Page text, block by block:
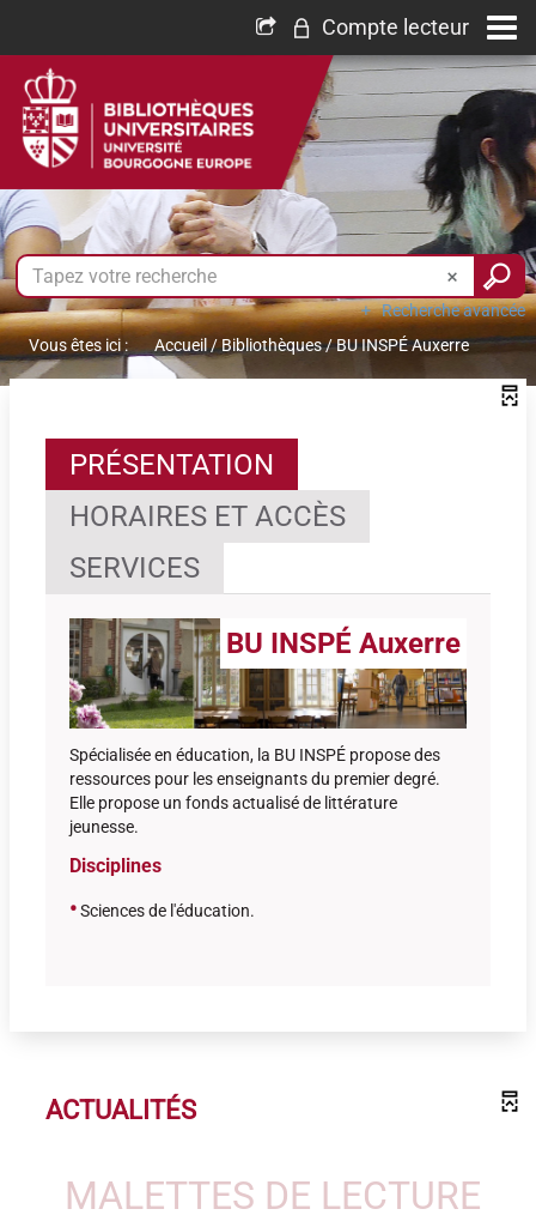
Compte lecteur
Recherche avancée
Vous êtes ici :
Accueil /Bibliothèques/BU INSPÉ Auxerre
PRÉSENTATION
HORAIRES ET ACCÈS
SERVICES
BU INSPÉ Auxerre
Spécialisée en éducation, la BU INSPÉ propose des
ressources pour les enseignants du premier degré.
Elle propose un fonds actualisé de littérature
jeunesse.
Disciplines
•Sciences de l'éducation.
ACTUALITÉS
MALETTES DE LECTURE